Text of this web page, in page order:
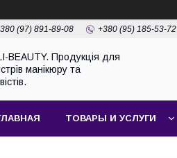
(97) 891-89-08 +380 (95) 185-53-72
BEAUTY. Продукція для
манікюру та
ТОВАРЫ И УСЛУГИ